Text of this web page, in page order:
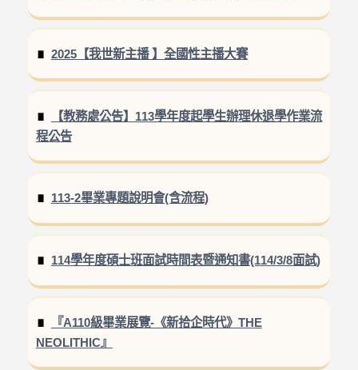
2025【我世新主播 】全國性主播大賽
【教務處公告】113學年度起學生辦理休退學作業流
程公告
113-2畢業專題說明會(含流程)
114學年度碩士班面試時間表暨通知書(114/3/8面試)
『A110級畢業展覽-《新拾企時代》THE
NEOLITHIC』